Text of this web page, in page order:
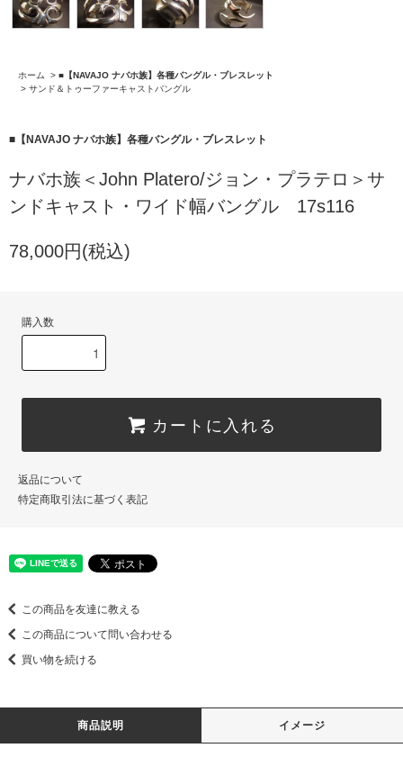
ホーム > ■【NAVAJO ナバホ族】各種バングル・ブレスレット
> サンド＆トゥーファーキャストバングル
■【NAVAJO ナバホ族】各種バングル・ブレスレット
ナバホ族＜John Platero/ジョン・プラテロ＞サ
ンドキャスト・ワイド幅バングル 17s116
78,000円(税込)
購入数
カートに入れる
返品について
特定商取引法に基づく表記
この商品を友達に教える
この商品について問い合わせる
買い物を続ける
商品説明 イメージ